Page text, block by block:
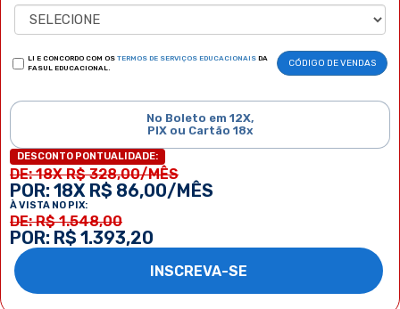
LI E CONCORDO COM OS TERMOS DE SERVIÇOS EDUCACIONAIS DA
FASUL EDUCACIONAL.
CÓDIGO DE VENDAS
No Boleto em 12X,
PIX ou Cartão 18x
DESCONTO PONTUALIDADE:
DE: 18X R$ 328,00/MÊS
POR: 18X R$ 86,00/MÊS
À VISTA NO PIX:
DE: R$ 1.548,00
POR: R$ 1.393,20
INSCREVA-SE